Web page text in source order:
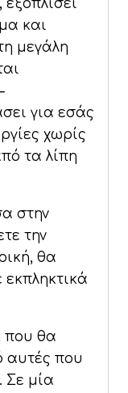
και
μεγάλη
για εσάς
χωρίς
τα λίπη
στην
την
θα
εκπληκτικά
που θα
αυτές που
Σε μία